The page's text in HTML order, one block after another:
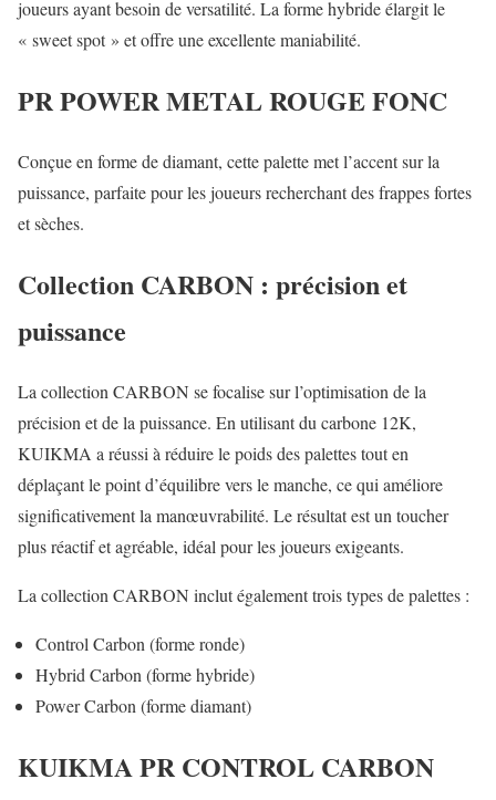
joueurs ayant besoin de versatilité. La forme hybride élargit le
« sweet spot » et offre une excellente maniabilité.
PR POWER METAL ROUGE FONC
Conçue en forme de diamant, cette palette met l’accent sur la
puissance, parfaite pour les joueurs recherchant des frappes fortes
et sèches.
Collection CARBON : précision et
puissance
La collection CARBON se focalise sur l’optimisation de la
précision et de la puissance. En utilisant du carbone 12K,
KUIKMA a réussi à réduire le poids des palettes tout en
déplaçant le point d’équilibre vers le manche, ce qui améliore
significativement la manœuvrabilité. Le résultat est un toucher
plus réactif et agréable, idéal pour les joueurs exigeants.
La collection CARBON inclut également trois types de palettes :
Control Carbon (forme ronde)
Hybrid Carbon (forme hybride)
Power Carbon (forme diamant)
KUIKMA PR CONTROL CARBON